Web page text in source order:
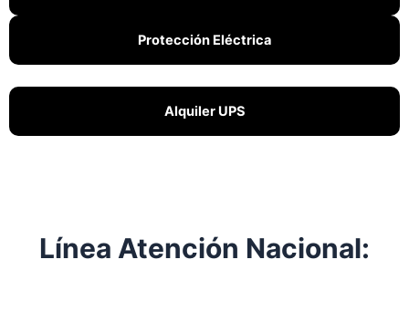
Protección Eléctrica
Alquiler UPS
Línea Atención Nacional: